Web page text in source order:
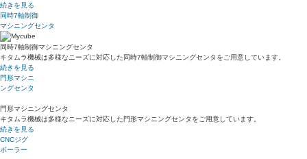
続きを見る
同時7軸制御
マシニングセンタ
同時7軸制御マシニングセンタ
キタムラ機械は多様なニーズに対応した同時7軸制御マシニングセンタをご用意しています。
続きを見る
門形マシニ
ングセンタ
門形マシニングセンタ
キタムラ機械は多様なニーズに対応した門形マシニングセンタをご用意しています。
続きを見る
CNCジグ
ボーラー